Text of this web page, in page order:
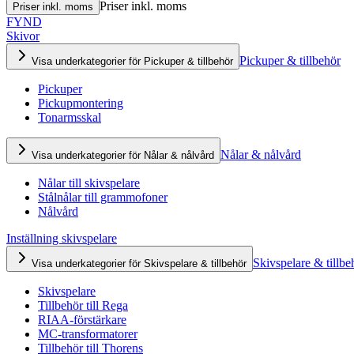
Priser inkl. moms Priser inkl. moms
FYND
Skivor
Visa underkategorier för Pickuper & tillbehör Pickuper & tillbehör
Pickuper
Pickupmontering
Tonarmsskal
Visa underkategorier för Nålar & nålvård Nålar & nålvård
Nålar till skivspelare
Stålnålar till grammofoner
Nålvård
Inställning skivspelare
Visa underkategorier för Skivspelare & tillbehör Skivspelare &
Skivspelare
Tillbehör till Rega
RIAA-förstärkare
MC-transformatorer
Tillbehör till Thorens